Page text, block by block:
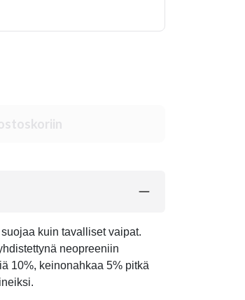
kuin tavalliset vaipat.
neopreeniin
10%, keinonahkaa 5% pitkä